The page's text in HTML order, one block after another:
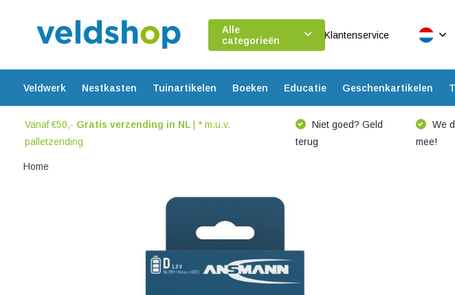
Alle
categorieën
Klantenservice
Veldwerk Nestkasten Tuinartikelen Boeken Educatie Geschenkartikelen
Vanaf €50,- Gratis verzending in NL| * m.u.v.
palletzending
Niet goed? Geld
terug
We
mee!
Home